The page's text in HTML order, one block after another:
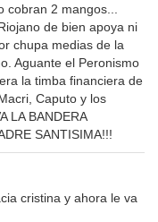
2 mangos...
de bien apoya ni
chupa medias de la
Aguante el Peronismo
la timba financiera de
Caputo y los
LA BANDERA
SANTISIMA!!!
cristina y ahora le va